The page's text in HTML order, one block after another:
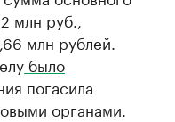
млн руб.,
млн рублей.
было
погасила
органами.